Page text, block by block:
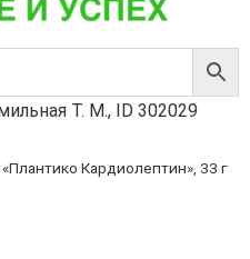
Т. М., ID 302029
Кардиолептин», 33 г